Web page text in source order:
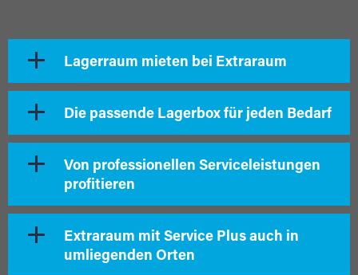
Lagerraum mieten bei Extraraum
Die passende Lagerbox für jeden Bedarf
Von professionellen Serviceleistungen
profitieren
Extraraum mit Service Plus auch in
umliegenden Orten